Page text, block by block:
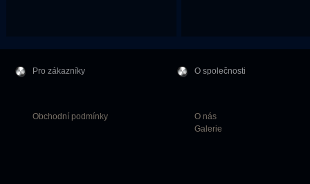
Pro zákazníky
Obchodní podmínky
O společnosti
O nás
Galerie